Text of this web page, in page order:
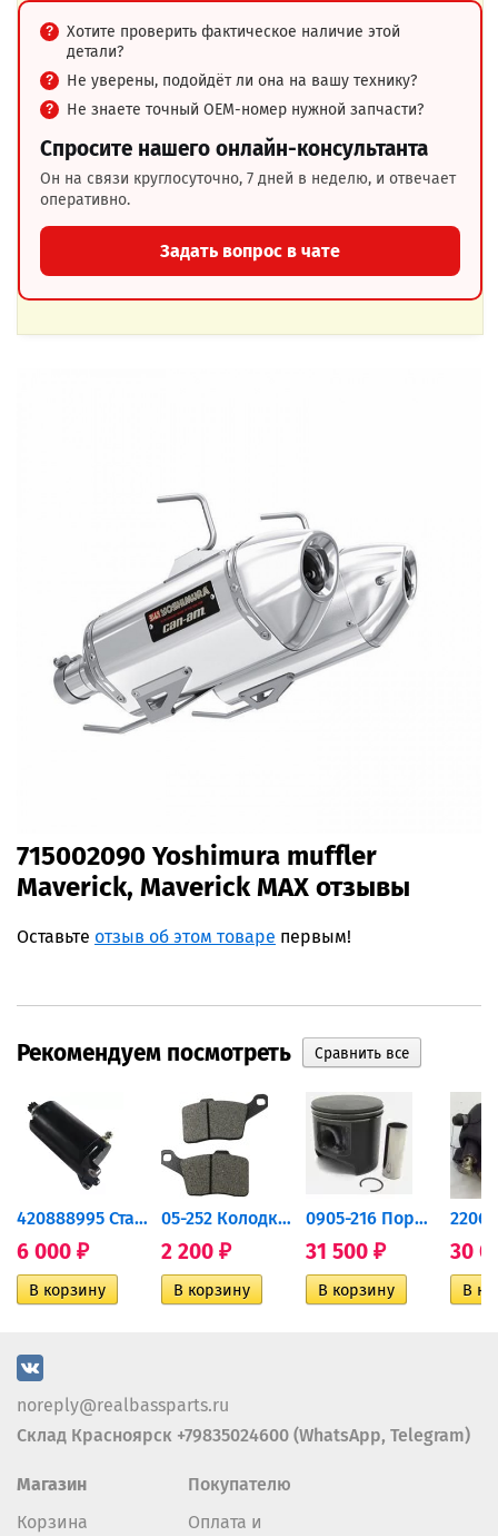
Хотите проверить фактическое наличие этой
детали?
Не уверены, подойдёт ли она на вашу технику?
Не знаете точный OEM-номер нужной запчасти?
Спросите нашего онлайн-консультанта
Он на связи круглосуточно, 7 дней в неделю, и отвечает
оперативно.
Задать вопрос в чате
715002090 Yoshimura muffler
Maverick, Maverick MAX отзывы
Оставьте отзыв об этом товаре первым!
Рекомендуем посмотреть
420888995 Стартер для...
6 000 ₽
05-252 Колодки тормозные...
2 200 ₽
0905-216 Поршень Arctic Cat...
31 500 ₽ 30
noreply@realbassparts.ru
Склад Красноярск +79835024600 (WhatsApp, Telegram)
Магазин
Корзина
Покупателю
Оплата и